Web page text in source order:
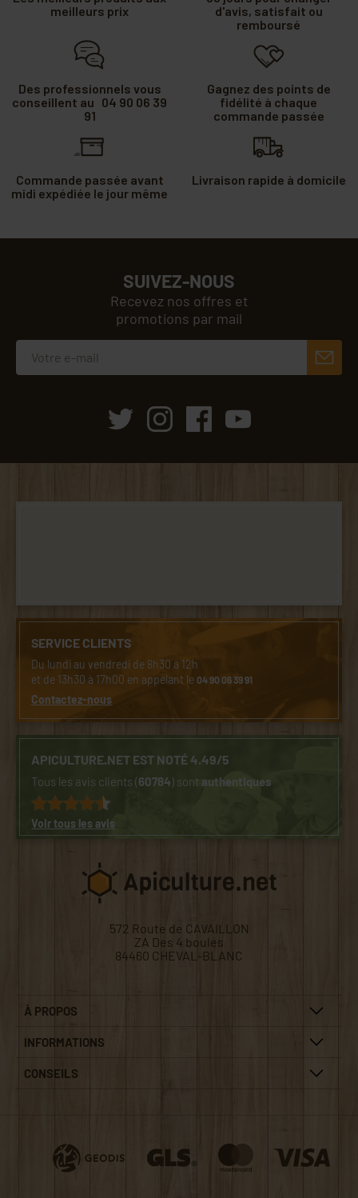
meilleurs prix
d'avis, satisfait ou
remboursé
Des professionnels vous
conseillent au 04 90 06 39
91
Gagnez des points de
fidélité à chaque
commande passée
Commande passée avant
midi expédiée le jour même
Livraison rapide à domicile
SUIVEZ-NOUS
Recevez nos offres et
promotions par mail
SERVICE CLIENTS
Du lundi au vendredi de 8h30 à 12h
et de 13h30 à 17h00 en appelant le04 90 06 39 91
Contactez-nous
APICULTURE.NET EST NOTÉ 4.49/5
Tous les avis clients (60784) sontauthentiques
Voir tous les avis
572 Route de CAVAILLON
ZA Des 4 boules
84460 CHEVAL-BLANC
À PROPOS
INFORMATIONS
CONSEILS